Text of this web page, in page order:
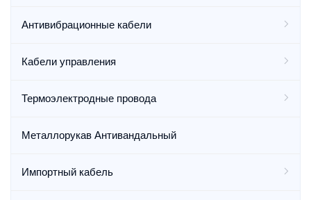
Антивибрационные кабели
Кабели управления
Термоэлектродные провода
Металлорукав Антивандальный
Импортный кабель